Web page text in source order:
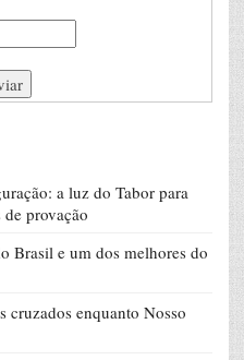
a luz do Tabor para
provação
Brasil e um dos melhores do
cruzados enquanto Nosso